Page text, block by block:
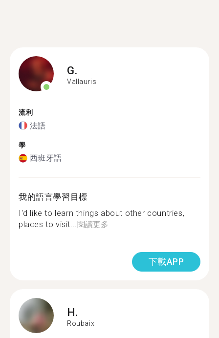
G.
Vallauris
流利
法語
學
西班牙語
我的語言學習目標
I'd like to learn things about other countries,
places to visit...閱讀更多
下載APP
H.
Roubaix